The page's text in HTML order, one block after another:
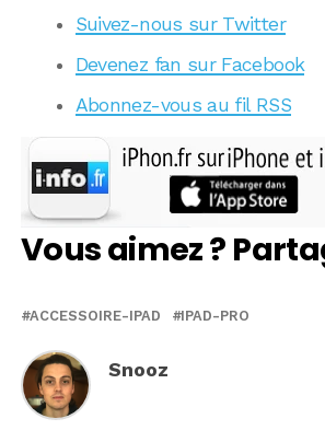
Suivez-nous sur Twitter
Devenez fan sur Facebook
Abonnez-vous au fil RSS
Vous aimez ?
ACCESSOIRE-IPAD IPAD-PRO
Snooz